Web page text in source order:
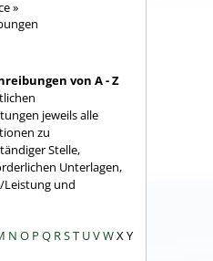
»
von A - Z
jeweils alle
zu
Stelle,
Unterlagen,
Leistung und
N O P Q RST UVWX Y